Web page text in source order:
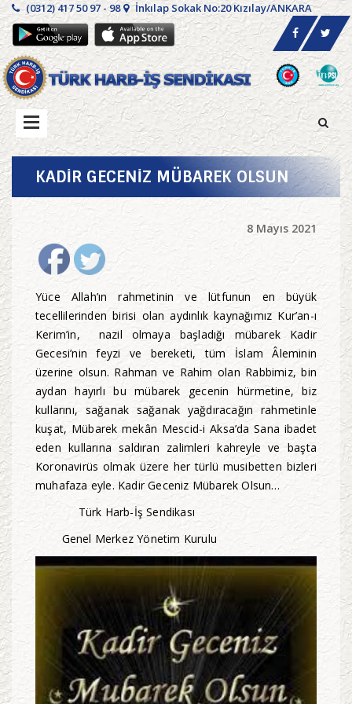
(0312) 417 50 97 - 98 İnkılap Sokak No:20 Kızılay/ANKARA
KADİR GECENİZ MÜBAREK OLSUN
8 Mayıs 2021
Yüce Allah’ın rahmetinin ve lütfunun en büyük
tecellilerinden birisi olan aydınlık kaynağımız Kur’an-ı
Kerim’in, nazil olmaya başladığı mübarek Kadir
Gecesi’nin feyzi ve bereketi, tüm İslam Âleminin
üzerine olsun. Rahman ve Rahim olan Rabbimiz, bin
aydan hayırlı bu mübarek gecenin hürmetine, biz
kullarını, sağanak sağanak yağdıracağın rahmetinle
kuşat, Mübarek mekân Mescid-i Aksa’da Sana ibadet
eden kullarına saldıran zalimleri kahreyle ve başta
Koronavirüs olmak üzere her türlü musibetten bizleri
muhafaza eyle. Kadir Geceniz Mübarek Olsun…
Türk Harb-İş Sendikası
Genel Merkez Yönetim Kurulu